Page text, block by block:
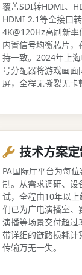
覆盖SDI转HDMI、
HDMI 2.1等全接口
4K@120Hz高刷新
内置信号均衡芯片
持一致。2024年上
号分配器将游戏画
屏，全程无撕裂无卡
技术方案
PA国际厅平台为每
制。从需求调研、设
试，全程由10年以
们已为广电演播室、
演播等场景交付超
带详细的链路损耗计
传输万无一失。